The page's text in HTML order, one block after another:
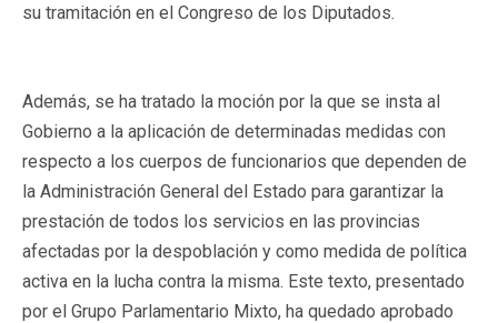
su tramitación en el Congreso de los Diputados.
Además, se ha tratado la moción por la que se insta al
Gobierno a la aplicación de determinadas medidas con
respecto a los cuerpos de funcionarios que dependen de
la Administración General del Estado para garantizar la
prestación de todos los servicios en las provincias
afectadas por la despoblación y como medida de política
activa en la lucha contra la misma. Este texto, presentado
por el Grupo Parlamentario Mixto, ha quedado aprobado